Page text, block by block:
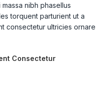
nibh phasellus
torquent parturient ut a
consectetur ultricies ornare
Consectetur